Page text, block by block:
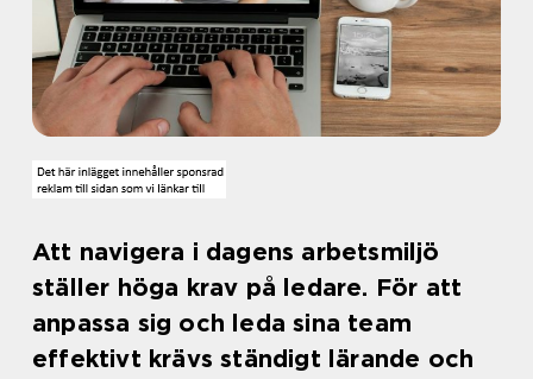
Att navigera i dagens arbetsmiljö
ställer höga krav på ledare. För att
anpassa sig och leda sina team
effektivt krävs ständigt lärande och